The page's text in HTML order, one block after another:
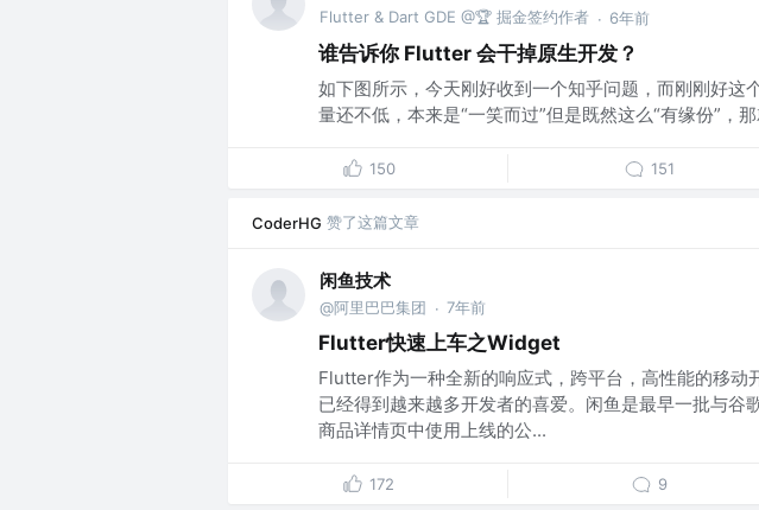
Flutter & Dart GDE @🏆 掘金签约作者 · 6年前
谁告诉你 Flutter 会干掉原生开发？
如下图所示，今天刚好收到一个知乎问题，而刚刚好这
量还不低，本来是“一笑而过”但是既然这么“有缘份”，
150 151
CoderHG 赞了这篇文章
闲鱼技术
@阿里巴巴集团 · 7年前
Flutter快速上车之Widget
Flutter作为一种全新的响应式，跨平台，高性能的移动
已经得到越来越多开发者的喜爱。闲鱼是最早一批与谷
商品详情页中使用上线的公...
172 9